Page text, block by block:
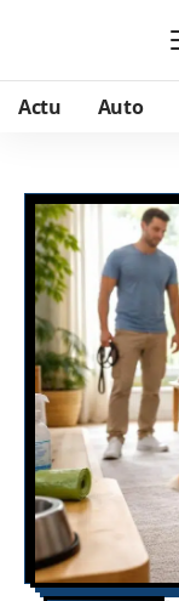
Actu Auto